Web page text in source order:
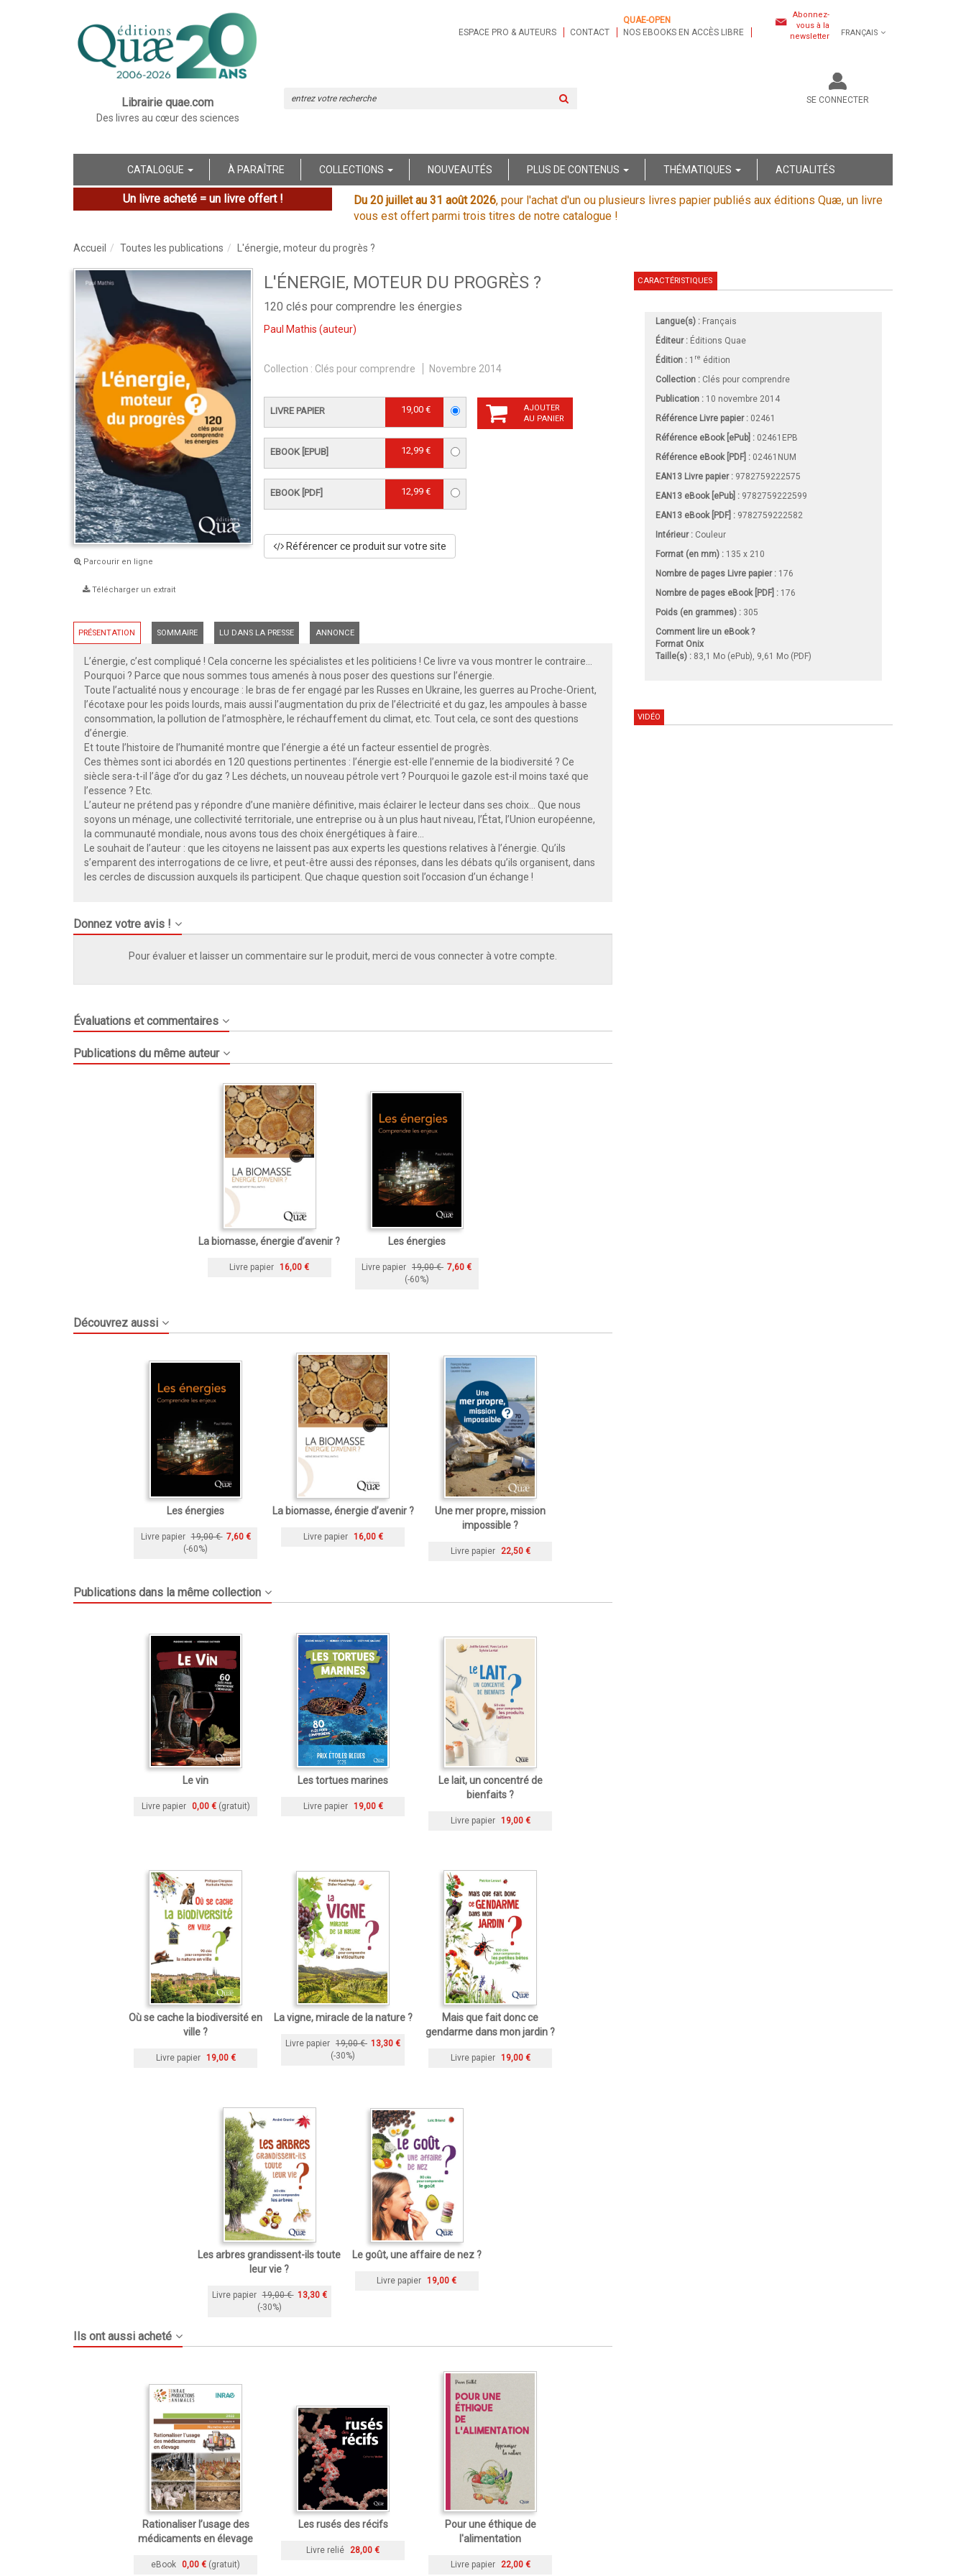
Librairie quae.com
Des livres au cœur des sciences
ESPACE PRO & AUTEURS CONTACT
QUAE-OPEN
NOS EBOOKS EN ACCÈS LIBRE
Abonnez-
vous à la
newsletter
FRANÇAIS
SE CONNECTER
CATALOGUE À PARAÎTRE COLLECTIONS NOUVEAUTÉS PLUS DE CONTENUS THÉMATIQUES ACTUALITÉS
Un livre acheté = un livre offert ! Du 20 juillet au 31 août 2026, pour l'achat d'un ou plusieurs livres papier publiés aux éditions Quæ, un livre
vous est offert parmi trois titres de notre catalogue !
Accueil Toutes les publications L'énergie, moteur du progrès ?
Parcourir en ligne
Télécharger un extrait
L'ÉNERGIE, MOTEUR DU PROGRÈS ?
120 clés pour comprendre les énergies
Paul Mathis (auteur)
Collection : Clés pour comprendre Novembre 2014
LIVRE PAPIER 19,00 €
EBOOK [EPUB] 12,99 €
EBOOK [PDF] 12,99 €
AJOUTER
AU PANIER
Référencer ce produit sur votre site
PRÉSENTATION SOMMAIRE LU DANS LA PRESSE ANNONCE
L’énergie, c’est compliqué ! Cela concerne les spécialistes et les politiciens ! Ce livre va vous montrer le contraire...
Pourquoi ? Parce que nous sommes tous amenés à nous poser des questions sur l’énergie.
Toute l’actualité nous y encourage : le bras de fer engagé par les Russes en Ukraine, les guerres au Proche-Orient,
l’écotaxe pour les poids lourds, mais aussi l’augmentation du prix de l’électricité et du gaz, les ampoules à basse
consommation, la pollution de l’atmosphère, le réchauffement du climat, etc. Tout cela, ce sont des questions
d’énergie.
Et toute l’histoire de l’humanité montre que l’énergie a été un facteur essentiel de progrès.
Ces thèmes sont ici abordés en 120 questions pertinentes : l’énergie est-elle l’ennemie de la biodiversité ? Ce
siècle sera-t-il l’âge d’or du gaz ? Les déchets, un nouveau pétrole vert ? Pourquoi le gazole est-il moins taxé que
l’essence ? Etc.
L’auteur ne prétend pas y répondre d’une manière définitive, mais éclairer le lecteur dans ses choix… Que nous
soyons un ménage, une collectivité territoriale, une entreprise ou à un plus haut niveau, l’État, l’Union européenne,
la communauté mondiale, nous avons tous des choix énergétiques à faire…
Le souhait de l’auteur : que les citoyens ne laissent pas aux experts les questions relatives à l’énergie. Qu’ils
s’emparent des interrogations de ce livre, et peut-être aussi des réponses, dans les débats qu’ils organisent, dans
les cercles de discussion auxquels ils participent. Que chaque question soit l’occasion d’un échange !
Donnez votre avis !
Pour évaluer et laisser un commentaire sur le produit, merci de vous connecter à votre compte.
Évaluations et commentaires
Publications du même auteur
La biomasse, énergie d’avenir ?
Livre papier 16,00 €
Les énergies
Livre papier 19,00 € 7,60 €
(-60%)
Découvrez aussi
Les énergies
Livre papier 19,00 € 7,60 €
(-60%)
La biomasse, énergie d’avenir ?
Livre papier 16,00 €
Une mer propre, mission
impossible ?
Livre papier 22,50 €
Publications dans la même collection
Le vin
Livre papier 0,00 € (gratuit)
Les tortues marines
Livre papier 19,00 €
Le lait, un concentré de
bienfaits ?
Livre papier 19,00 €
Où se cache la biodiversité en
ville ?
Livre papier 19,00 €
La vigne, miracle de la nature ?
Livre papier 19,00 € 13,30 €
(-30%)
Mais que fait donc ce
gendarme dans mon jardin ?
Livre papier 19,00 €
Les arbres grandissent-ils toute
leur vie ?
Livre papier 19,00 € 13,30 €
(-30%)
Le goût, une affaire de nez ?
Livre papier 19,00 €
Ils ont aussi acheté
Rationaliser l’usage des
médicaments en élevage
eBook 0,00 € (gratuit)
Les rusés des récifs
Livre relié 28,00 €
Pour une éthique de
l'alimentation
Livre papier 22,00 €
CARACTÉRISTIQUES
Langue(s) : Français
Éditeur : Éditions Quae
Édition : 1 re édition
Collection : Clés pour comprendre
Publication : 10 novembre 2014
Référence Livre papier : 02461
Référence eBook [ePub] : 02461EPB
Référence eBook [PDF] : 02461NUM
EAN13 Livre papier : 9782759222575
EAN13 eBook [ePub] : 9782759222599
EAN13 eBook [PDF] : 9782759222582
Intérieur : Couleur
Format (en mm) : 135 x 210
Nombre de pages Livre papier: 176
Nombre de pages eBook [PDF] : 176
Poids (en grammes) : 305
Comment lire un eBook ?
Format Onix
Taille(s) : 83,1 Mo (ePub), 9,61 Mo (PDF)
VIDÉO